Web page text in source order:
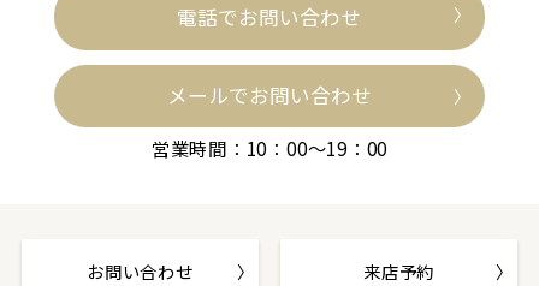
電話でお問い合わせ
メールでお問い合わせ
営業時間：10：00～19：00
お問い合わせ 来店予約